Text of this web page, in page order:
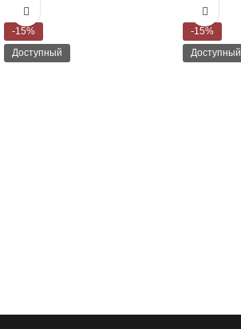
-15%
Доступный
-15%
Доступный